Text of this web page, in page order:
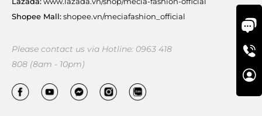
Shopee Mall:shopee.vn/meciafashion_official
Please contact us via Hotline: 0963 418
808 (8am - 10pm)